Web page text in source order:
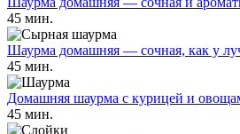
45 мин.
Шаурма домашняя — сочная, как у
45 мин.
Домашняя шаурма с курицей и
45 мин.